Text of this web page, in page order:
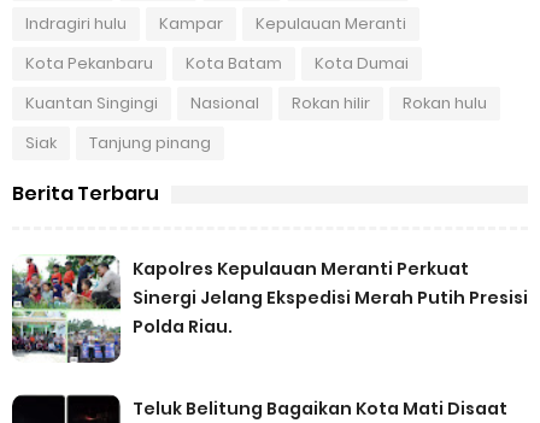
Indragiri hulu
Kampar
Kepulauan Meranti
Kota Pekanbaru
Kota Batam
Kota Dumai
Kuantan Singingi
Nasional Rokan hilir
Rokan hulu
Siak
Tanjung pinang
Berita Terbaru
Kapolres Kepulauan Meranti Perkuat
Sinergi Jelang Ekspedisi Merah Putih Presisi
Polda Riau.
Teluk Belitung Bagaikan Kota Mati Disaat